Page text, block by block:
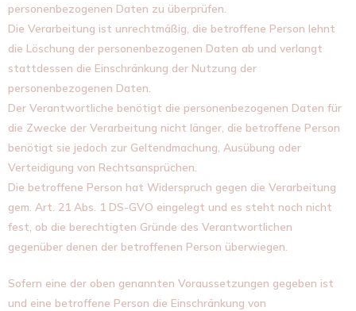
personenbezogenen Daten zu überprüfen.
Die Verarbeitung ist unrechtmäßig, die betroffene Person lehnt
die Löschung der personenbezogenen Daten ab und verlangt
stattdessen die Einschränkung der Nutzung der
personenbezogenen Daten.
Der Verantwortliche benötigt die personenbezogenen Daten für
die Zwecke der Verarbeitung nicht länger, die betroffene Person
benötigt sie jedoch zur Geltendmachung, Ausübung oder
Verteidigung von Rechtsansprüchen.
Die betroffene Person hat Widerspruch gegen die Verarbeitung
gem. Art. 21 Abs. 1 DS-GVO eingelegt und es steht noch nicht
fest, ob die berechtigten Gründe des Verantwortlichen
gegenüber denen der betroffenen Person überwiegen.
Sofern eine der oben genannten Voraussetzungen gegeben ist
und eine betroffene Person die Einschränkung von